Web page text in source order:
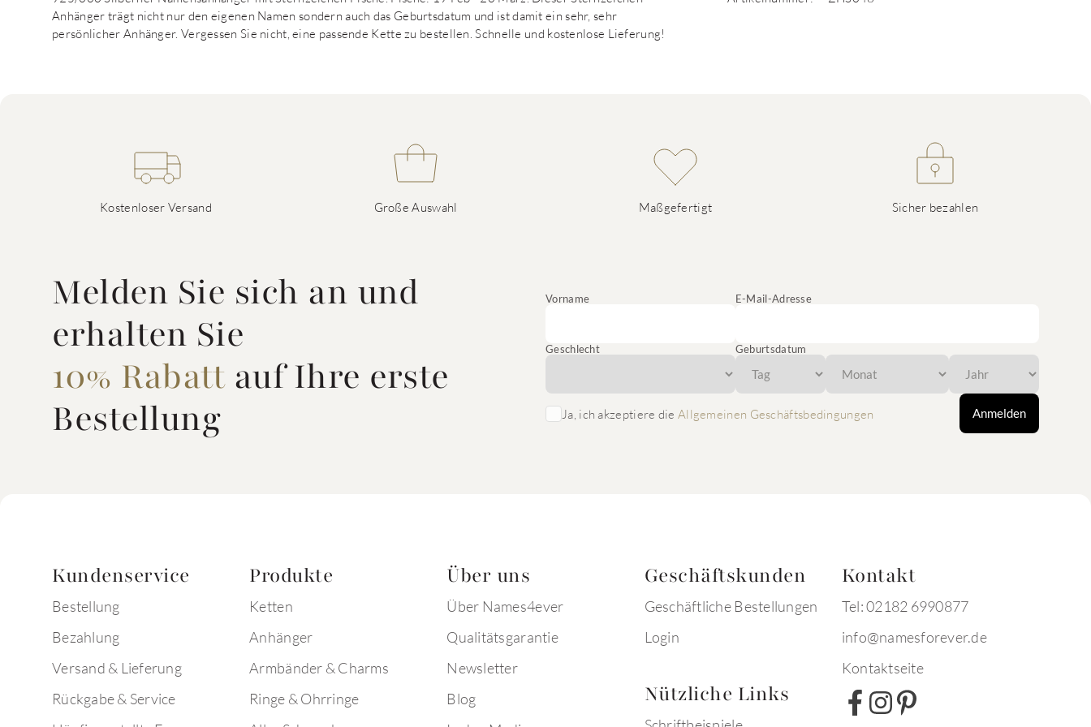
Anhänger trägt nicht nur den eigenen Namen sondern auch das Geburtsdatum und ist damit ein sehr, sehr
persönlicher Anhänger. Vergessen Sie nicht, eine passende Kette zu bestellen. Schnelle und kostenlose Lieferung!
Kostenloser Versand Große Auswahl Maßgefertigt Sicher bezahlen
Melden Sie sich an und
erhalten Sie
10% Rabattauf Ihre erste
Bestellung
Vorname E-Mail-Adresse
Geschlecht Geburtsdatum
Ja, ich akzeptiere die Allgemeinen Geschäftsbedingungen Anmelden
Kundenservice
Bestellung
Bezahlung
Versand & Lieferung
Rückgabe & Service
Produkte
Ketten
Anhänger
Armbänder & Charms
Ringe & Ohrringe
Über uns
Über Names4ever
Qualitätsgarantie
Newsletter
Blog
Geschäftskunden
Geschäftliche Bestellungen
Login
Nützliche Links
Kontakt
Tel: 02182 6990877
info@namesforever.de
Kontaktseite